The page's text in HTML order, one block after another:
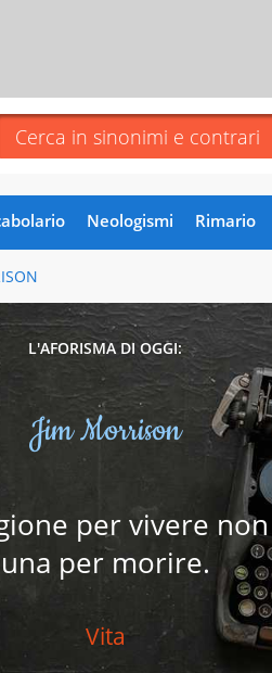
Neologismi Rimario
L'AFORISMA DI OGGI:
Jim Morrison
per vivere
una per morire.
Vita